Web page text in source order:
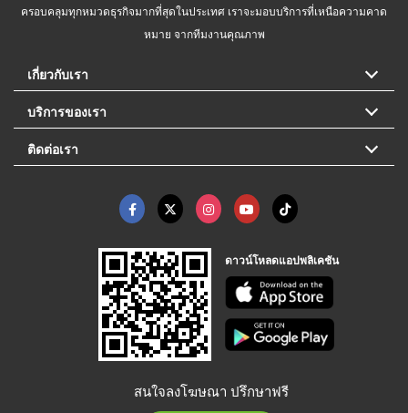
ครอบคลุมทุกหมวดธุรกิจมากที่สุดในประเทศ เราจะมอบบริการที่เหนือความคาด
หมาย จากทีมงานคุณภาพ
เกี่ยวกับเรา
บริการของเรา
ติดต่อเรา
ดาวน์โหลดแอปพลิเคชัน
สนใจลงโฆษณา ปรึกษาฟรี